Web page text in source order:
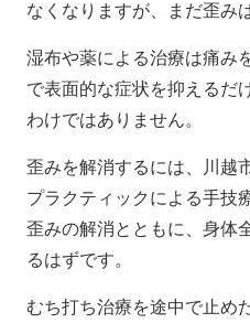
なくなりますが、まだ歪み
湿布や薬による治療は痛み
で表面的な症状を抑えるだ
わけではありません。
歪みを解消するには、川越
プラクティックによる手技
歪みの解消とともに、身体
るはずです。
むち打ち治療を途中で止め